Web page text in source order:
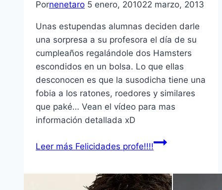
Pornenetaro 5 enero, 201022 marzo, 2013
Unas estupendas alumnas deciden darle
una sorpresa a su profesora el dí­a de su
cumpleaños regalándole dos Hamsters
escondidos en un bolsa. Lo que ellas
desconocen es que la susodicha tiene una
fobia a los ratones, roedores y similares
que paké… Vean el ví­deo para mas
información detallada xD
Leer más Felicidades profe!!!!